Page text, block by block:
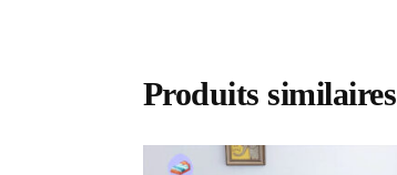
Produits similaires